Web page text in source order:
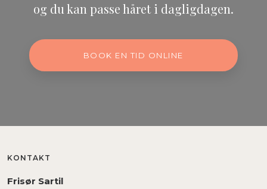
og du kan passe håret i dagligdagen.
BOOK EN TID ONLINE
KONTAKT
Frisør Sartil